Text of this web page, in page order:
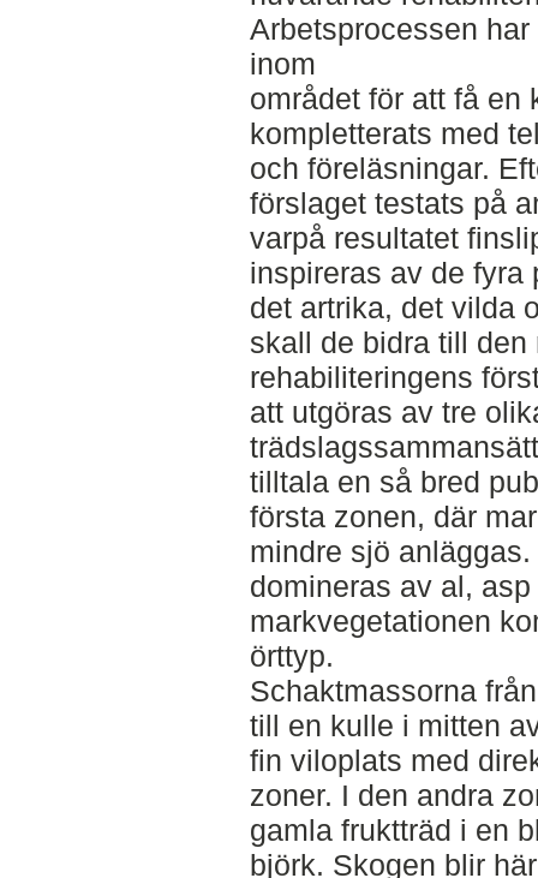
Arbetsprocessen
inom
området för att få en
kompletterats med
och föreläsningar.
förslaget testats på
varpå resultatet
inspireras av de fyra
det artrika, det vilda
skall de bidra till den
rehabiliteringens
att utgöras av tre
tilltala en så bred
första zonen, där
mindre sjö
domineras av al,
markvegetationen
örttyp.
Schaktmassorna
till en kulle i mitten
fin viloplats med
zoner. I den andra
gamla fruktträd i en
björk. Skogen blir